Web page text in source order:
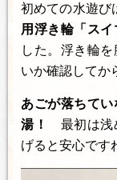
初めての水遊び
用浮き輪「ス
した。浮き輪
いか確認してか
あごが落ちて
湯！
最初は浅
げると安心です